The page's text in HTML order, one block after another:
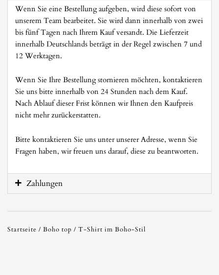
Wenn Sie eine Bestellung aufgeben, wird diese sofort von
unserem Team bearbeitet. Sie wird dann innerhalb von zwei
bis fünf Tagen nach Ihrem Kauf versandt. Die Lieferzeit
innerhalb Deutschlands beträgt in der Regel zwischen 7 und
12 Werktagen.
Wenn Sie Ihre Bestellung stornieren möchten, kontaktieren
Sie uns bitte innerhalb von 24 Stunden nach dem Kauf.
Nach Ablauf dieser Frist können wir Ihnen den Kaufpreis
nicht mehr zurückerstatten.
Bitte kontaktieren Sie uns unter unserer Adresse, wenn Sie
Fragen haben, wir freuen uns darauf, diese zu beantworten.
Zahlungen
Startseite / Boho top / T-Shirt im Boho-Stil